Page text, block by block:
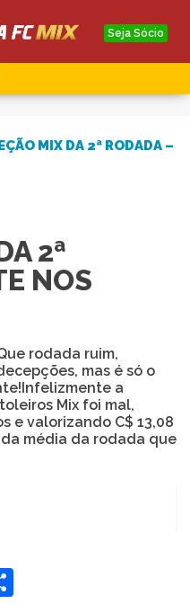
Seja Sócio
MIX DA 2ª RODADA –
2ª
NOS
rodada ruim,
mas é só o
a
Mix foi mal,
e valorizando C$ 13,08
média da rodada que